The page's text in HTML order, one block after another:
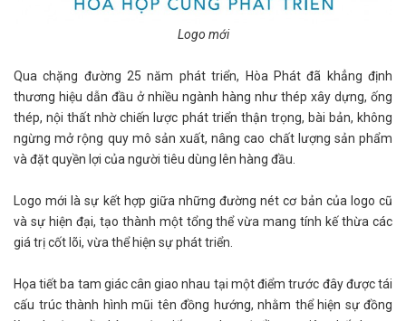
Logo mới
Qua chặng đường 25 năm phát triển, Hòa Phát đã khẳng định
thương hiệu dẫn đầu ở nhiều ngành hàng như thép xây dựng, ống
thép, nội thất nhờ chiến lược phát triển thận trọng, bài bản, không
ngừng mở rộng quy mô sản xuất, nâng cao chất lượng sản phẩm
và đặt quyền lợi của người tiêu dùng lên hàng đầu.
Logo mới là sự kết hợp giữa những đường nét cơ bản của logo cũ
và sự hiện đại, tạo thành một tổng thể vừa mang tính kế thừa các
giá trị cốt lõi, vừa thể hiện sự phát triển.
Họa tiết ba tam giác cân giao nhau tại một điểm trước đây được tái
cấu trúc thành hình mũi tên đồng hướng, nhằm thể hiện sự đồng